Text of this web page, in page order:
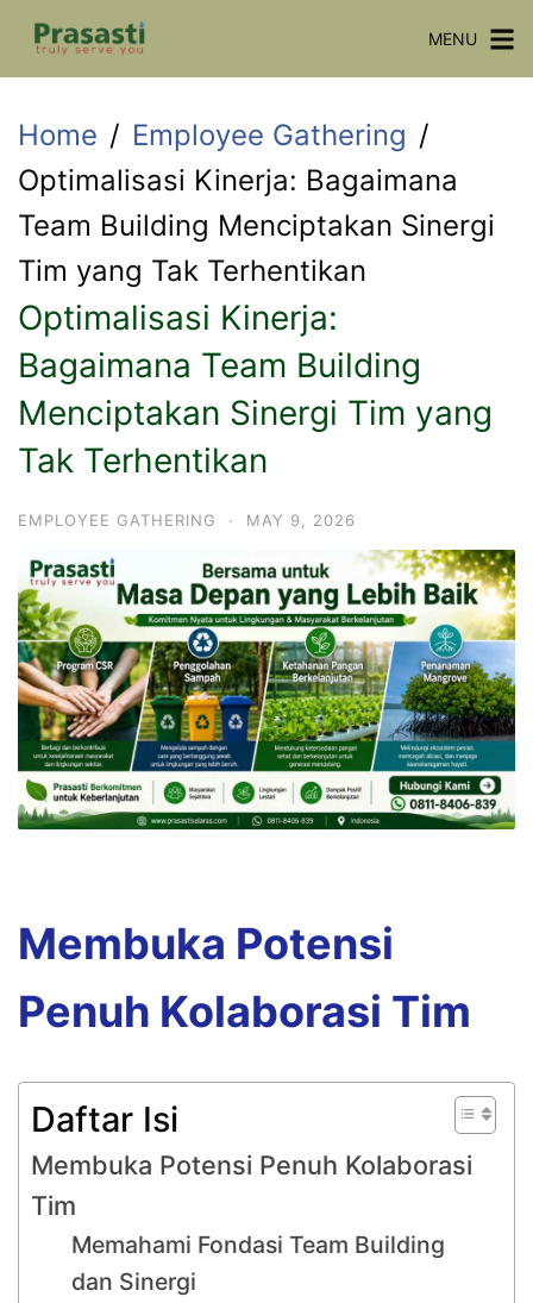
Skip
MENU
Home
Employee Gathering
Optimalisasi Kinerja: Bagaimana
Team Building Menciptakan Sinergi
Tim yang Tak Terhentikan
Optimalisasi Kinerja:
Bagaimana Team Building
Menciptakan Sinergi Tim yang
Tak Terhentikan
EMPLOYEE GATHERING · MAY 9, 2026
Membuka Potensi
Penuh Kolaborasi Tim
Daftar Isi
Membuka Potensi Penuh Kolaborasi
Tim
Memahami Fondasi Team Building
dan Sinergi